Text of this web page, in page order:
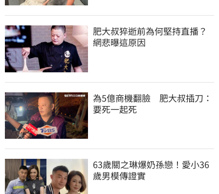
肥大叔猝逝前為何堅持直播？
網悲曝這原因
為5億商機翻臉　肥大叔插刀：
要死一起死
63歲關之琳爆奶孫戀！愛小36
歲男模傳證實